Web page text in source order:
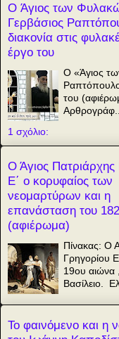
O Άγιος των
Γερβάσιος
διακονία στις
έργο του
O «Άγιος
του
Αρθρογράφ...
1 σχόλιο:
Ο Άγιος Πατριάρχης
Ε΄ ο κορυφαίος των
νεομαρτύρων και η
επανάσταση του
(αφιέρωμα)
Πίνακας: Ο
Γρηγορίου
19ου
Βασίλειο.
Το φαινόμενο και η